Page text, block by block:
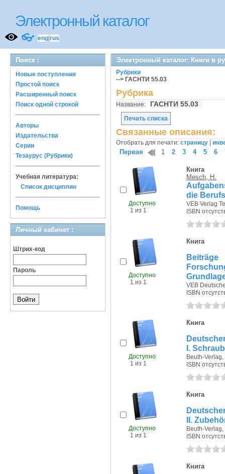
Электронный каталог
👓 eng rus
Поиск :
Новые поступления
Простой поиск
Расширенный поиск
Поиск одной строкой
Авторы
Издательства
Серии
Тезаурус (Рубрики)
Учебная литература:
Список дисциплин
Помощь
Личный кабинет :
Штрих-код
Пароль
Электронный каталог: Книги в
Рубрики
--> ГАСНТИ 55.03
Рубрика
Название: ГАСНТИ 55.03
Печать списка
Связанные описания:
Отобрать для печати: страницу
Первая 1 2 3 4 5 6
Доступно
1 из 1
Книга
Mesch, H.
die
VEB Verlag
ISBN
Доступно
1 из 1
Книга
Beiträge
VEB
ISBN
Доступно
1 из 1
Книга
I.
Beuth-Verlag,
ISBN
Доступно
1 из 1
Книга
II.
Beuth-Verlag,
ISBN
Книга